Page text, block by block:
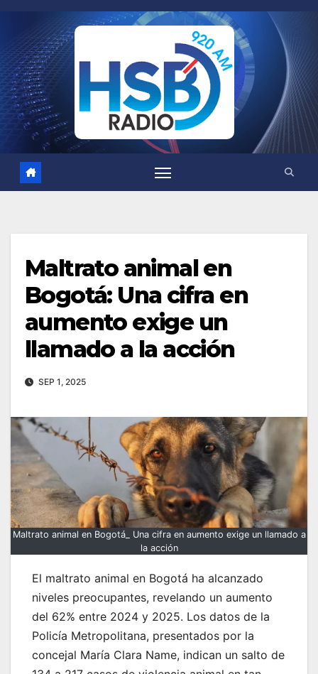
contenido
Maltrato animal en
Bogotá: Una cifra en
aumento exige un
llamado a la acción
SEP 1, 2025
Maltrato animal en Bogotá_ Una cifra en aumento exige un llamado a
la acción
El maltrato animal en Bogotá ha alcanzado
niveles preocupantes, revelando un aumento
del 62% entre 2024 y 2025. Los datos de la
Policía Metropolitana, presentados por la
concejal María Clara Name, indican un salto de